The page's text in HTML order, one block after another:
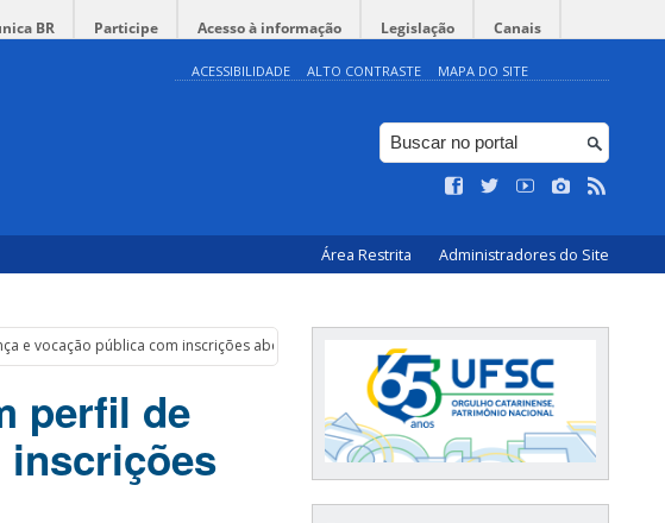
BR Participe Acesso à informação Legislação Canais
ACESSIBILIDADE ALTO CONTRASTE MAPA DO SITE
Área Restrita Administradores do Site
e vocação pública com inscrições abertas
perfil de
inscrições